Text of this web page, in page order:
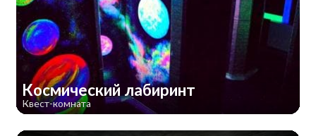
Космический лабиринт
Квест-комната